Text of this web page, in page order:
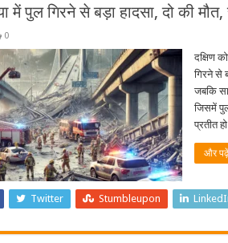
में पुल गिरने से बड़ा हादसा, दो की
0
दक्षिण
गिरने से
जबकि
जिसमें
प्रतीत
और पढ़ें
Twitter Stumbleupon